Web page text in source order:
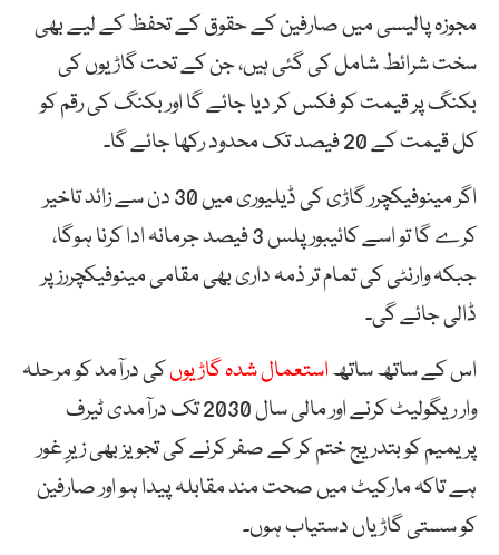
مجوزہ پالیسی میں صارفین کے حقوق کے تحفظ کے لیے بھی
سخت شرائط شامل کی گئی ہیں، جن کے تحت گاڑیوں کی
بکنگ پر قیمت کو فکس کر دیا جائے گا اور بکنگ کی رقم کو
کل قیمت کے 20 فیصد تک محدود رکھا جائے گا۔
اگر مینوفیکچرر گاڑی کی ڈیلیوری میں 30 دن سے زائد تاخیر
کرے گا تو اسے کائیبور پلس 3 فیصد جرمانہ ادا کرنا ہوگا،
جبکہ وارنٹی کی تمام تر ذمہ داری بھی مقامی مینوفیکچررز پر
ڈالی جائے گی۔
اس کے ساتھ ساتھاستعمال شدہ گاڑیوںکی درآمد کو مرحلہ
وار ریگولیٹ کرنے اور مالی سال 2030 تک درآمدی ٹیرف
پریمیم کو بتدریج ختم کر کے صفر کرنے کی تجویز بھی زیرِ غور
ہے تاکہ مارکیٹ میں صحت مند مقابلہ پیدا ہو اور صارفین
کو سستی گاڑیاں دستیاب ہوں۔